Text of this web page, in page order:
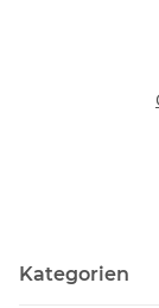
Kategorien